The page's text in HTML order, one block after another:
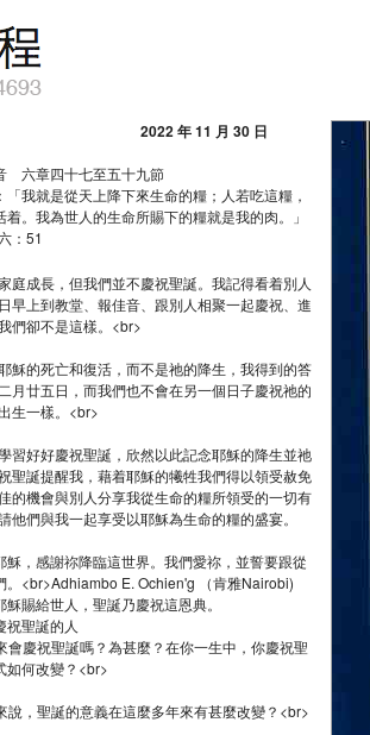
2022 年 11 月 30 日
六章四十七至五十九節
「我就是從天上降下來生命的糧；人若吃這糧，
着。我為世人的生命所賜下的糧就是我的肉。」
：51
庭成長，但我們並不慶祝聖誕。我記得看着別人
早上到教堂、報佳音、跟別人相聚一起慶祝、進
們卻不是這樣。<br>
穌的死亡和復活，而不是祂的降生，我得到的答
月廿五日，而我們也不會在另一個日子慶祝祂的
生一樣。<br>
習好好慶祝聖誕，欣然以此記念耶穌的降生並祂
聖誕提醒我，藉着耶穌的犧牲我們得以領受赦免
的機會與別人分享我從生命的糧所領受的一切有
他們與我一起享受以耶穌為生命的糧的盛宴。
穌，感謝祢降臨這世界。我們愛祢，並誓要跟從
。<br>Adhiambo E. Ochien'g （肯雅Nairobi)
穌賜給世人，聖誕乃慶祝這恩典。
祝聖誕的人
會慶祝聖誕嗎？為甚麼？在你一生中，你慶祝聖
如何改變？<br>
說，聖誕的意義在這麼多年來有甚麼改變？<br>